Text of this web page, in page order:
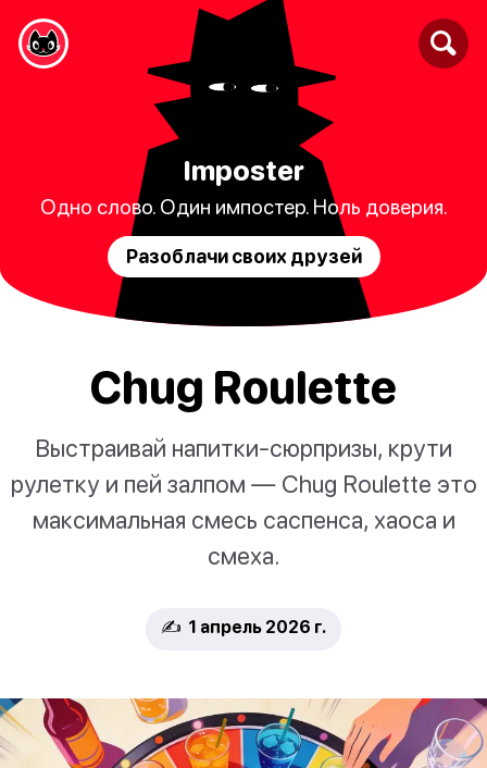
Imposter
Одно слово. Один импостер. Ноль доверия.
Разоблачи своих друзей
Chug Roulette
Выстраивай напитки-сюрпризы, крути
рулетку и пей залпом — Chug Roulette это
максимальная смесь саспенса, хаоса и
смеха.
✍️ 1 апрель 2026 г.